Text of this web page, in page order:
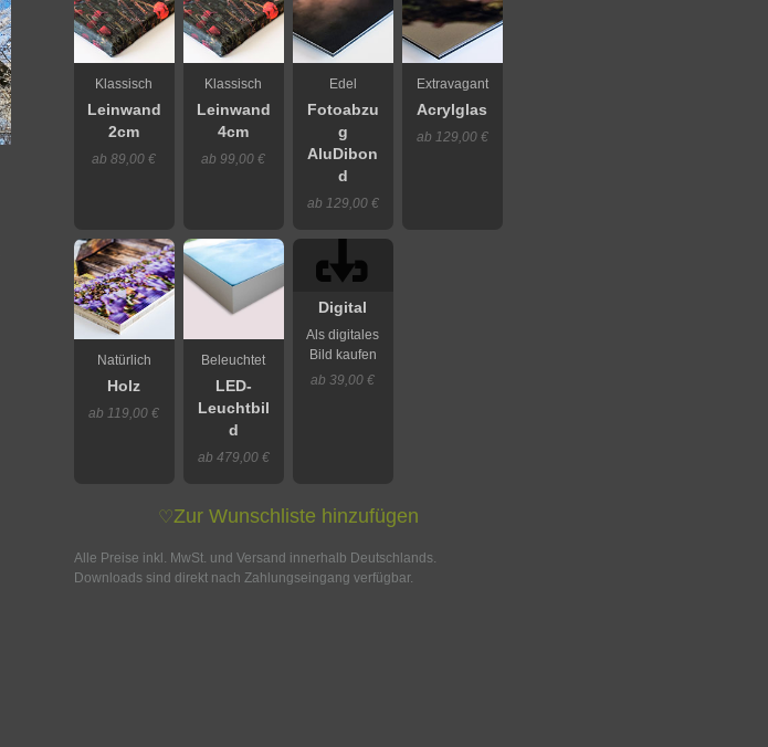
Klassisch
Leinwand
2cm
ab 89,00 €
Klassisch
Leinwand
4cm
ab 99,00 €
Edel
Fotoabzu
g
AluDibon
d
ab 129,00 €
Extravagant
Acrylglas
ab 129,00 €
Natürlich
Holz
ab 119,00 €
Beleuchtet
LED-
Leuchtbil
d
ab 479,00 €
Digital
Als digitales
Bild kaufen
ab 39,00 €
♡Zur Wunschliste hinzufügen
Alle Preise inkl. MwSt. und Versand innerhalb Deutschlands.
Downloads sind direkt nach Zahlungseingang verfügbar.